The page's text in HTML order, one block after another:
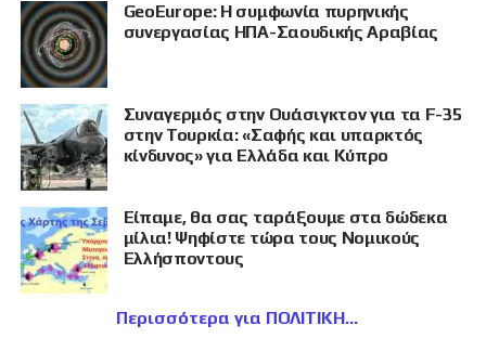
GeoEurope: Η συμφωνία πυρηνικής
συνεργασίας ΗΠΑ-Σαουδικής Αραβίας
Συναγερμός στην Ουάσιγκτον για τα F-35
στην Τουρκία: «Σαφής και υπαρκτός
κίνδυνος» για Ελλάδα και Κύπρο
Είπαμε, θα σας ταράξουμε στα δώδεκα
μίλια! Ψηφίστε τώρα τους Νομικούς
Ελλήσποντους
Περισσότερα για ΠΟΛΙΤΙΚΗ